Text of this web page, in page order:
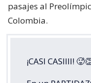
pasajes al
Colombia.
¡CASI CASIIII!